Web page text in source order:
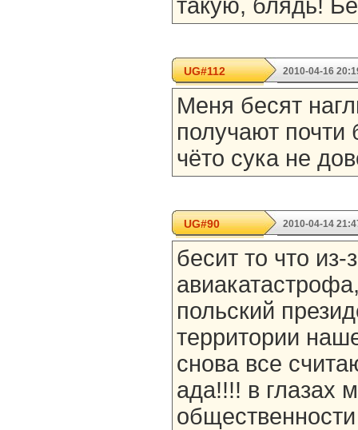
такую, блядь!
UG#112 2010-04-16
Меня бесят
получают почти
чёто сука не
UG#90 2010-04-14
бесит то что из-
польский
территории
снова все
ада!!!! в глазах